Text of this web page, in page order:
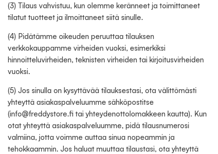
(3) Tilaus vahvistuu, kun olemme keränneet ja toimittaneet
tilatut tuotteet ja ilmoittaneet siitä sinulle.
(4) Pidätämme oikeuden peruuttaa tilauksen
verkkokauppamme virheiden vuoksi, esimerkiksi
hinnoitteluvirheiden, teknisten virheiden tai kirjoitusvirheiden
vuoksi.
(5) Jos sinulla on kysyttävää tilauksestasi, ota välittömästi
yhteyttä asiakaspalveluumme sähköpostitse
(info@freddystore.fi tai yhteydenottolomakkeen kautta). Kun
otat yhteyttä asiakaspalveluumme, pidä tilausnumerosi
valmiina, jotta voimme auttaa sinua nopeammin ja
tehokkaammin. Jos haluat muuttaa tilaustasi, ota yhteyttä